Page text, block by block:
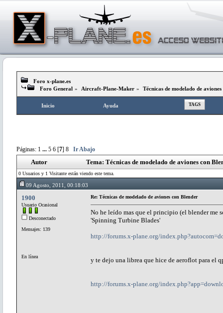
Foro x-plane.es
Foro General » Aircraft-Plane-Maker » Técnicas de modelado de
Inicio Ayuda TAGS
Páginas: 1 ... 5 6 [7] 8 Ir Abajo
Autor Tema: Técnicas de modelado de aviones con
0 Usuarios y 1 Visitante están viendo este tema.
09 Agosto, 2011, 00:18:03
1900
Usuario Ocasional
Desconectado
Mensajes: 139
En línea
Re: Técnicas de modelado de aviones con Blender
No he leído mas que el principio (el blender me
'Spinning Turbine Blades'
http://forums.x-plane.org/
y te dejo una librea que hice de aeroflot para el
http://forums.x-plane.org/